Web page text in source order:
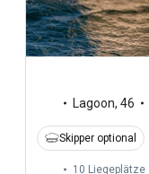
Lagoon, 46
Skipper optional
10 Liegeplätze